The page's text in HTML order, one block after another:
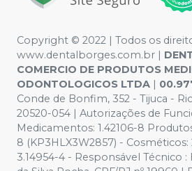
Copyright © 2022 | Todos os
www.dentalborges.com.br |
COMERCIO DE PRODUTOS
ODONTOLOGICOS LTDA |
Conde de Bonfim, 352 - Tijuca -
20520-054 | Autorizações de
Medicamentos: 1.42106-8
8 (KP3HLX3W2857) - Cosméticos:
3.14954-4 - Responsável Técnico :